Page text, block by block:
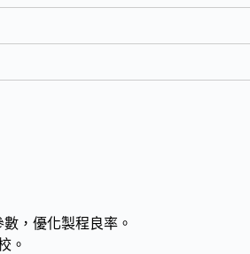
，優化製程良率。
。